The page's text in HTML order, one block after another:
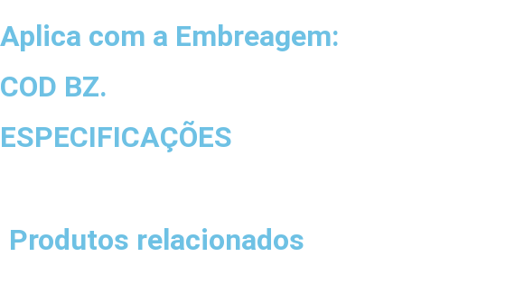
Aplica com a Embreagem:
COD BZ.
ESPECIFICAÇÕES
Produtos relacionados